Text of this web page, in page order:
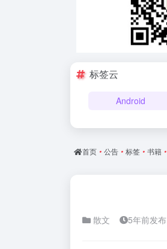
标签云
Android
首页 • 公告 • 标签 • 书籍 •
散文 5年前发布